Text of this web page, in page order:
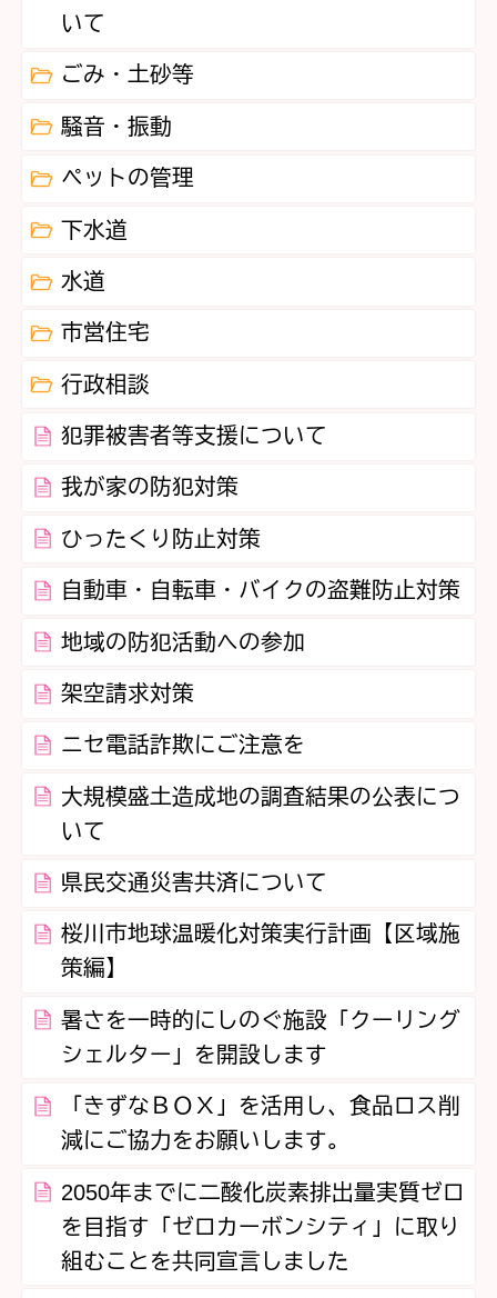
いて
ごみ・土砂等
騒音・振動
ペットの管理
下水道
水道
市営住宅
行政相談
犯罪被害者等支援について
我が家の防犯対策
ひったくり防止対策
自動車・自転車・バイクの盗難防止対策
地域の防犯活動への参加
架空請求対策
ニセ電話詐欺にご注意を
大規模盛土造成地の調査結果の公表につ
いて
県民交通災害共済について
桜川市地球温暖化対策実行計画【区域施
策編】
暑さを一時的にしのぐ施設「クーリング
シェルター」を開設します
「きずなＢＯＸ」を活用し、食品ロス削
減にご協力をお願いします。
2050年までに二酸化炭素排出量実質ゼロ
を目指す「ゼロカーボンシティ」に取り
組むことを共同宣言しました